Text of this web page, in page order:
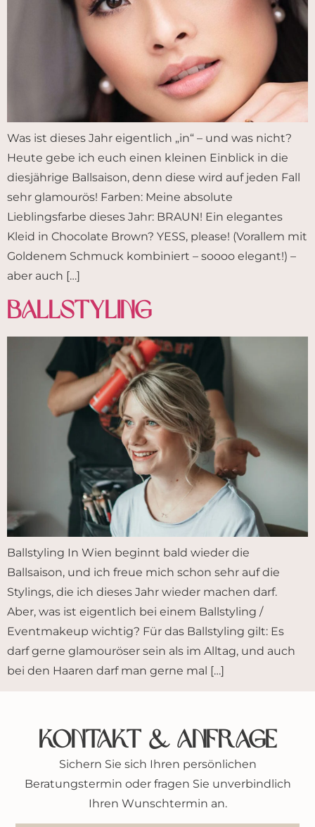
Was ist dieses Jahr eigentlich „in“ – und was nicht?
Heute gebe ich euch einen kleinen Einblick in die
diesjährige Ballsaison, denn diese wird auf jeden Fall
sehr glamourös! Farben: Meine absolute
Lieblingsfarbe dieses Jahr: BRAUN! Ein elegantes
Kleid in Chocolate Brown? YESS, please! (Vorallem mit
Goldenem Schmuck kombiniert – soooo elegant!) –
aber auch […]
Ballstyling
Ballstyling In Wien beginnt bald wieder die
Ballsaison, und ich freue mich schon sehr auf die
Stylings, die ich dieses Jahr wieder machen darf.
Aber, was ist eigentlich bei einem Ballstyling /
Eventmakeup wichtig? Für das Ballstyling gilt: Es
darf gerne glamouröser sein als im Alltag, und auch
bei den Haaren darf man gerne mal […]
Kontakt & Anfrage
Sichern Sie sich Ihren persönlichen
Beratungstermin oder fragen Sie unverbindlich
Ihren Wunschtermin an.